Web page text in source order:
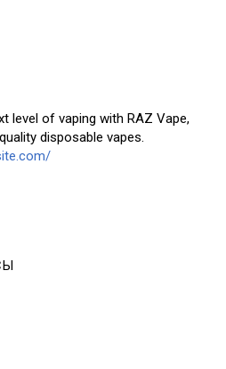
level of vaping with RAZ Vape,
disposable vapes.